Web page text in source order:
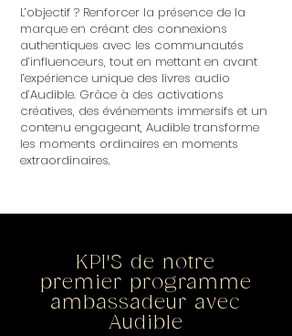
L’objectif ? Renforcer la présence de la
marque en créant des connexions
authentiques avec les communautés
d’influenceurs, tout en mettant en avant
l’expérience unique des livres audio
d’Audible. Grâce à des activations
créatives, des événements immersifs et un
contenu engageant, Audible transforme
les moments ordinaires en moments
extraordinaires.
KPI'S de notre
premier programme
ambassadeur avec
Audible